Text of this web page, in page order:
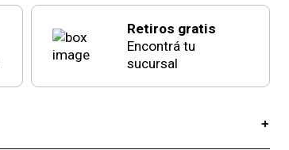
Retiros gratis
Encontrá tu
sucursal